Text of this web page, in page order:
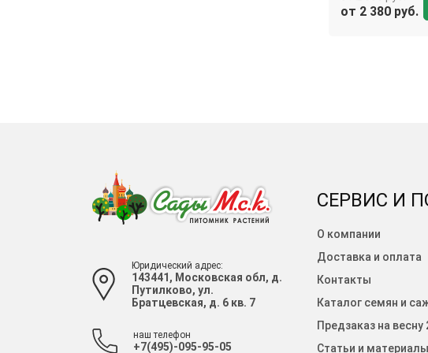
от 2 380 руб.
Юридический адрес:
143441, Московская обл, д.
Путилково, ул.
Братцевская, д. 6 кв. 7
наш телефон
+7(495)-095-95-05
СЕРВИС И
О компании
Доставка и оплата
Контакты
Каталог семян и
Предзаказ на весну
Статьи и материалы